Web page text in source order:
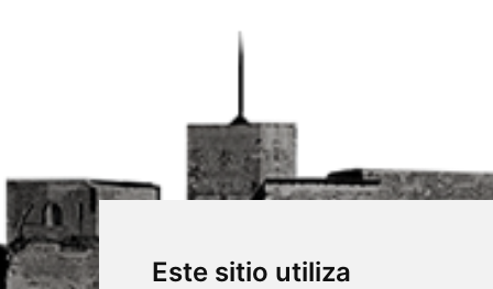
Este sitio utiliza